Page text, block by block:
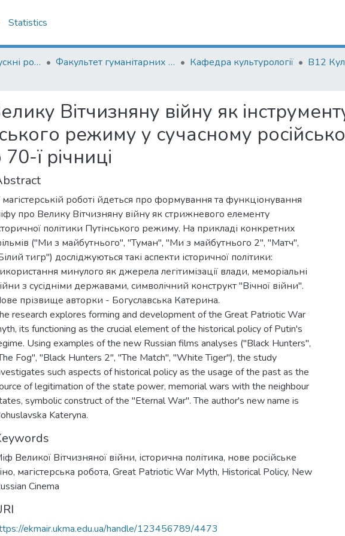
Statistics
Магістерські випускні роботи Факультет гуманітарних наук Кафедра культурології
Вітчизняну війну як
режиму у сучасному
ї річниці
роботі йдеться про формування та функціонування
про Велику Вітчизняну війну як стрижневого елементу
політики Путінського режиму. На прикладі конкретних
("Ми з майбутнього", "Туман", "Ми з майбутнього 2", "Матч",
тигр") досліджуються такі аспекти історичної політики:
минулого як джерела легітимізації влади, меморіальні
з сусідніми державами, символічний конструкт "Вічної війни".
прізвище авторки - Богуславська Катерина.
research explores forming and development of the Great Patriotic War
its functioning as the crucial element of the historical policy of Putin's
Using examples of the new Russian films analyses ("Black Hunters",
Fog", "Black Hunters 2", "The Match", "White Tiger"), the study
such aspects of historical policy as the usage of the past as the
of legitimation of the state power, memorial wars with the neighbour
symbolic construct of the "Eternal War". The author's new name is
Kateryna.
Великої Вітчизняної війни, історична політика, нове російське
, магістерська робота, Great Patriotic War Myth, Historical Policy, New
Cinema
ekmair.ukma.edu.ua/handle/123456789/4473